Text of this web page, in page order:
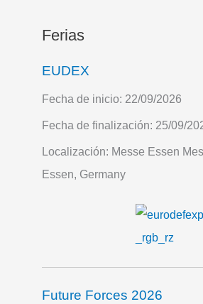
Ferias
EUDEX
Fecha de inicio: 22/09/2026
Fecha de finalización: 25/09/
Localización: Messe Essen
Essen, Germany
Future Forces 2026